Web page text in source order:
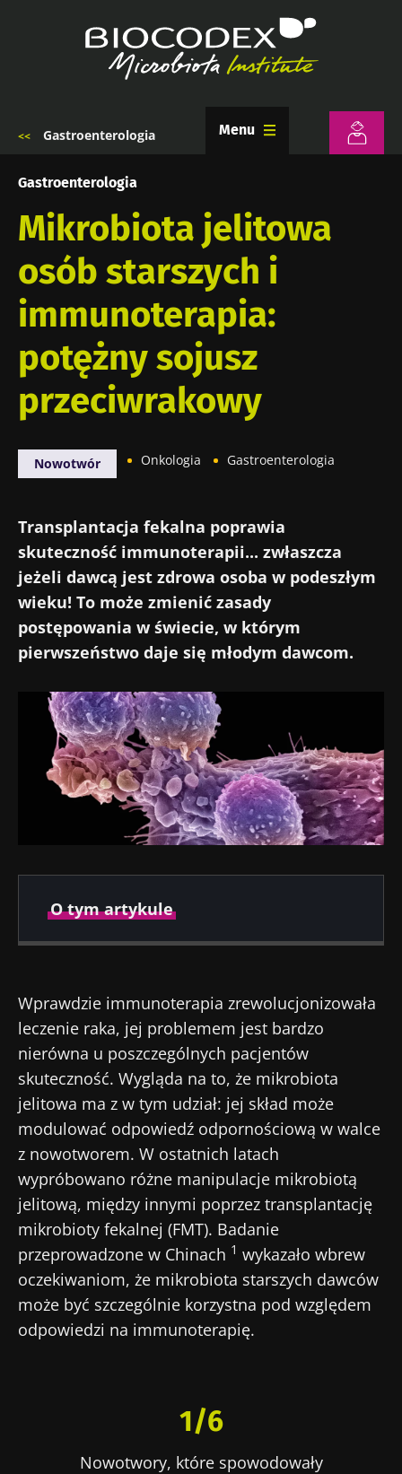
Gastroenterologia Menu
Gastroenterologia
Mikrobiota jelitowa
osób starszych i
immunoterapia:
potężny sojusz
przeciwrakowy
Nowotwór Onkologia Gastroenterologia
Transplantacja fekalna poprawia
skuteczność immunoterapii... zwłaszcza
jeżeli dawcą jest zdrowa osoba w podeszłym
wieku! To może zmienić zasady
postępowania w świecie, w którym
pierwszeństwo daje się młodym dawcom.
O tym artykule
Wprawdzie immunoterapia zrewolucjonizowała
leczenie raka, jej problemem jest bardzo
nierówna u poszczególnych pacjentów
skuteczność. Wygląda na to, że mikrobiota
jelitowa ma z w tym udział: jej skład może
modulować odpowiedź odpornościową w walce
z nowotworem. W ostatnich latach
wypróbowano różne manipulacje mikrobiotą
jelitową, między innymi poprzez transplantację
mikrobioty fekalnej (FMT). Badanie
przeprowadzone w Chinach 1 wykazało wbrew
oczekiwaniom, że mikrobiota starszych dawców
może być szczególnie korzystna pod względem
odpowiedzi na immunoterapię.
1/6
Nowotwory, które spowodowały